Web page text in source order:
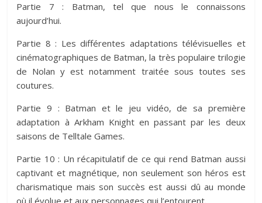
Partie 7 : Batman, tel que nous le connaissons
aujourd’hui.
Partie 8 : Les différentes adaptations télévisuelles et
cinématographiques de Batman, la très populaire trilogie
de Nolan y est notamment traitée sous toutes ses
coutures.
Partie 9 : Batman et le jeu vidéo, de sa première
adaptation à Arkham Knight en passant par les deux
saisons de Telltale Games.
Partie 10 : Un récapitulatif de ce qui rend Batman aussi
captivant et magnétique, non seulement son héros est
charismatique mais son succès est aussi dû au monde